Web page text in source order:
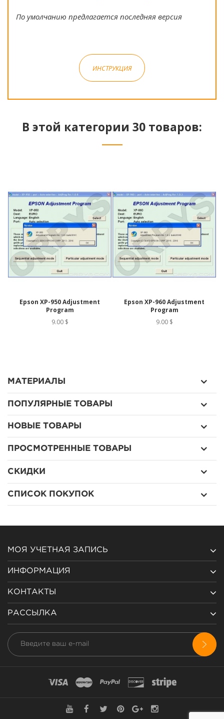
По умолчанию предлагается последняя версия
ИНСТРУКЦИЯ
В этой категории 30 товаров:
Epson XP-950 Adjustment
Program
9.00 $
Epson XP-960 Adjustment
Program
9.00 $
МАТЕРИАЛЫ
ПОПУЛЯРНЫЕ ТОВАРЫ
НОВЫЕ ТОВАРЫ
ПРОСМОТРЕННЫЕ ТОВАРЫ
СКИДКИ
СПИСОК ПОКУПОК
МОЯ УЧЕТНАЯ ЗАПИСЬ
ИНФОРМАЦИЯ
КОНТАКТЫ
РАССЫЛКА